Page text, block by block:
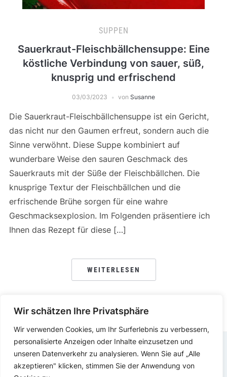
Wir schätzen Ihre Privatsphäre
Wir verwenden Cookies, um Ihr Surferlebnis zu verbessern,
personalisierte Anzeigen oder Inhalte einzusetzen und
unseren Datenverkehr zu analysieren. Wenn Sie auf „Alle
akzeptieren" klicken, stimmen Sie der Anwendung von
SUPPEN
Sauerkraut-Fleischbällchensuppe: Eine
köstliche Verbindung von sauer, süß,
knusprig und erfrischend
03/03/2023 von Susanne
Die Sauerkraut-Fleischbällchensuppe ist ein Gericht,
das nicht nur den Gaumen erfreut, sondern auch die
Sinne verwöhnt. Diese Suppe kombiniert auf
wunderbare Weise den sauren Geschmack des
Sauerkrauts mit der Süße der Fleischbällchen. Die
knusprige Textur der Fleischbällchen und die
erfrischende Brühe sorgen für eine wahre
Geschmacksexplosion. Im Folgenden präsentiere ich
Ihnen das Rezept für diese […]
WEITERLESEN
DATENSCHUTZERKLÄRUNG IMPRESSUM